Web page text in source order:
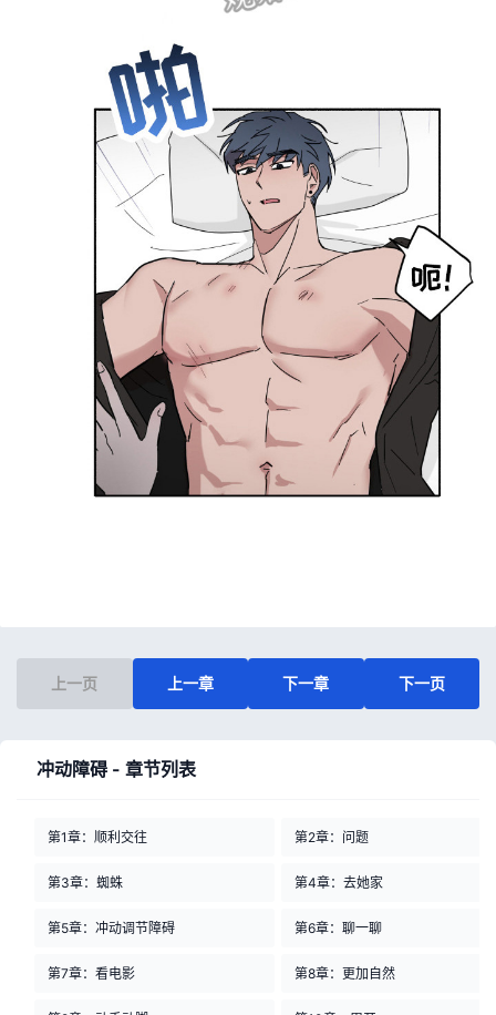
上一页 上一章 下一章 下一页
冲动障碍 - 章节列表
第1章：顺利交往 第2章：问题
第3章：蜘蛛 第4章：去她家
第5章：冲动调节障碍 第6章：聊一聊
第7章：看电影 第8章：更加自然